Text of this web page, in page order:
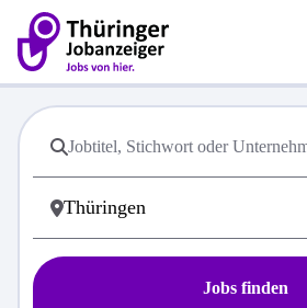
Jobs finden